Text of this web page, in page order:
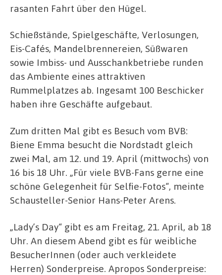
rasanten Fahrt über den Hügel.
Schießstände, Spielgeschäfte, Verlosungen,
Eis-Cafés, Mandelbrennereien, Süßwaren
sowie Imbiss- und Ausschankbetriebe runden
das Ambiente eines attraktiven
Rummelplatzes ab. Ingesamt 100 Beschicker
haben ihre Geschäfte aufgebaut.
Zum dritten Mal gibt es Besuch vom BVB:
Biene Emma besucht die Nordstadt gleich
zwei Mal, am 12. und 19. April (mittwochs) von
16 bis 18 Uhr. „Für viele BVB-Fans gerne eine
schöne Gelegenheit für Selfie-Fotos“, meinte
Schausteller-Senior Hans-Peter Arens.
„Lady’s Day“ gibt es am Freitag, 21. April, ab 18
Uhr. An diesem Abend gibt es für weibliche
BesucherInnen (oder auch verkleidete
Herren) Sonderpreise. Apropos Sonderpreise: